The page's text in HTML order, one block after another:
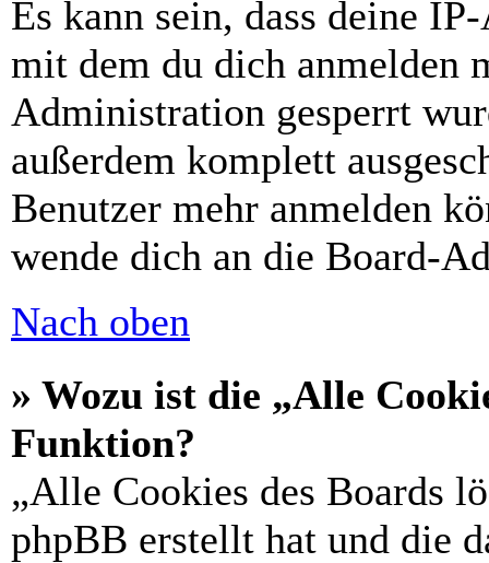
Es kann sein, dass deine
mit dem du dich anmelden
Administration gesperrt
außerdem komplett
Benutzer mehr anmelden
wende dich an die Board-
Nach oben
» Wozu ist die „Alle
Funktion?
„Alle Cookies des Boards
phpBB erstellt hat und die